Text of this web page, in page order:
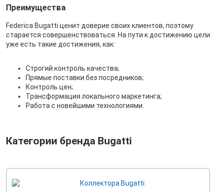
Преимущества
Federica Bugatti ценит доверие своих клиентов, поэтому
старается совершенствоваться. На пути к достижению цели
уже есть такие достижения, как:
Строгий контроль качества;
Прямые поставки без посредников;
Контроль цен;
Трансформация локального маркетинга;
Работа с новейшими технологиями.
Категории бренда Bugatti